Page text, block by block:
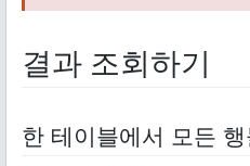
결과 조회하기
한 테이블에서 모든